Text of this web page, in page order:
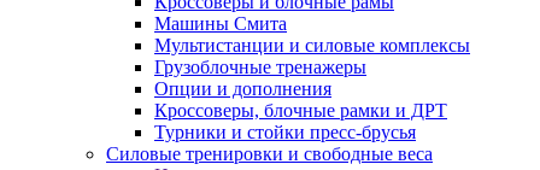
Машины Смита
Мультистанции и силовые комплексы
Грузоблочные тренажеры
Опции и дополнения
Кроссоверы, блочные рамки и ДРТ
Турники и стойки пресс-брусья
Силовые тренировки и свободные веса